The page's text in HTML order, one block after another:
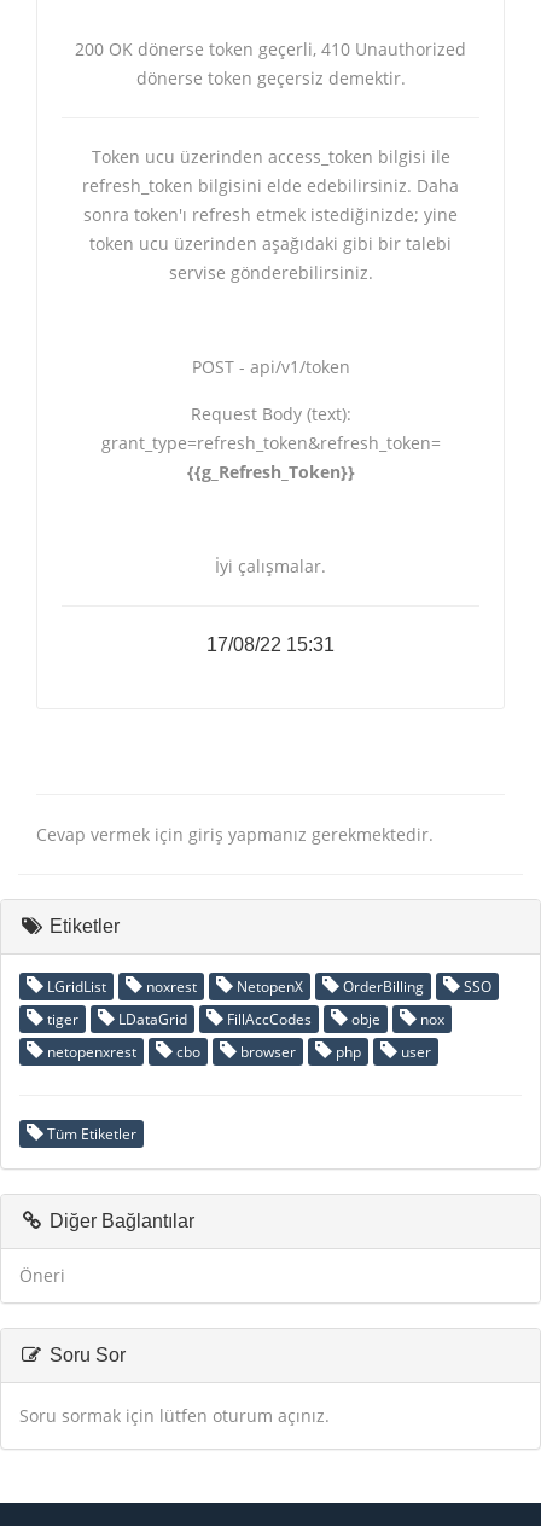
200 OK dönerse token geçerli, 410 Unauthorized
dönerse token geçersiz demektir.
Token ucu üzerinden access_token bilgisi ile
refresh_token bilgisini elde edebilirsiniz. Daha
sonra token'ı refresh etmek istediğinizde; yine
token ucu üzerinden aşağıdaki gibi bir talebi
servise gönderebilirsiniz.
POST - api/v1/token
Request Body (text):
grant_type=refresh_token&refresh_token=
{{g_Refresh_Token}}
İyi çalışmalar.
17/08/22 15:31
Cevap vermek için giriş yapmanız gerekmektedir.
Etiketler
LGridList noxrest NetopenX OrderBilling
SSO
tiger
LDataGrid FillAccCodes obje
nox
netopenxrest
cbo browser php user
Tüm Etiketler
Diğer Bağlantılar
Öneri
Soru Sor
Soru sormak için lütfen oturum açınız.